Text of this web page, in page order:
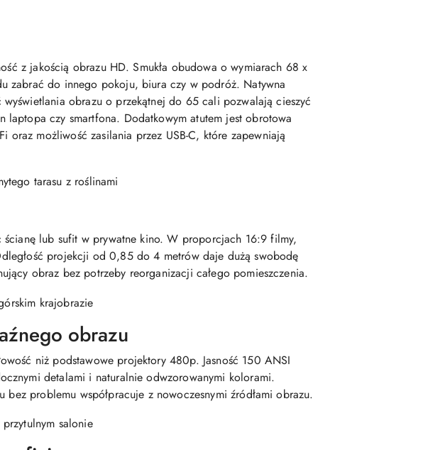
z jakością obrazu HD. Smukła obudowa o wymiarach 68 x
zabrać do innego pokoju, biura czy w podróż. Natywna
obrazu o przekątnej do 65 cali pozwalają cieszyć
laptopa czy smartfona. Dodatkowym atutem jest obrotowa
oraz możliwość zasilania przez USB-C, które zapewniają
lub sufit w prywatne kino. W proporcjach 16:9 filmy,
projekcji od 0,85 do 4 metrów daje dużą swobodę
obraz bez potrzeby reorganizacji całego pomieszczenia.
obrazu
niż podstawowe projektory 480p. Jasność 150 ANSI
detalami i naturalnie odwzorowanymi kolorami.
problemu współpracuje z nowoczesnymi źródłami obrazu.